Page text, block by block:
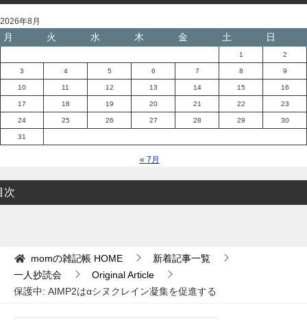
2026年8月
月 火 水 木 金 土 日
1 2
3 4 5 6 7 8 9
10 11 12 13 14 15 16
17 18 19 20 21 22 23
24 25 26 27 28 29 30
31
« 7月
次
momの雑記帳 HOME
新着記事一覧
一人抄読会
Original Article
保護中: AIMP2はαシヌクレイン凝集を促進する